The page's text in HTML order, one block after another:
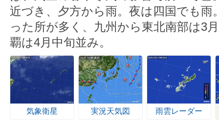
近づき、夕方から雨。夜は四国でも雨
った所が多く、九州から東北南部は3
覇は4月中旬並み。
気象衛星 実況天気図 雨雲レーダー